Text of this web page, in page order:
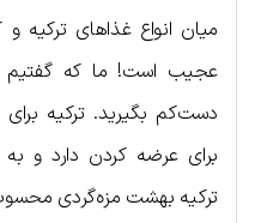
میان انواع غذاهای
عجیب است! ما که گفتیم
دست‌کم بگیرید. ترکیه
برای عرضه کردن دارد و
ترکیه بهشت مزه‌گردی